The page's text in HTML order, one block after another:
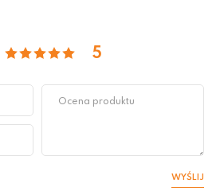
5
WYŚLIJ